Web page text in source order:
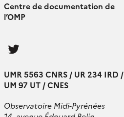
Centre de documentation de
l’OMP
UMR 5563 CNRS / UR 234 IRD /
UM 97 UT / CNES
Observatoire Midi-Pyrénées